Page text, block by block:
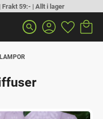
59:- | Allt i lager
search